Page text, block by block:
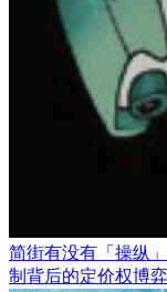
简街有没有「操纵
制背后的定价权博弈